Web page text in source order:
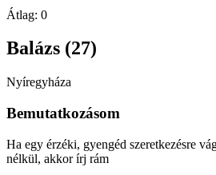
Átlag: 0
Balázs (27)
Nyíregyháza
Bemutatkozásom
Ha egy érzéki, gyengéd szeretkezésre
nélkül, akkor írj rám